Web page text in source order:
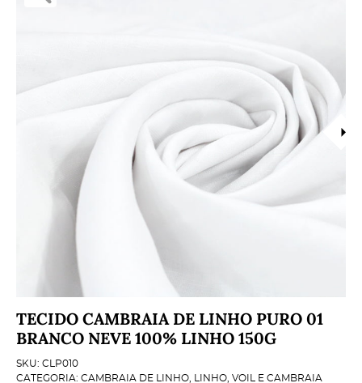
TECIDO CAMBRAIA DE LINHO PURO 01
BRANCO NEVE 100% LINHO 150G
SKU: CLP010
CATEGORIA: CAMBRAIA DE LINHO LINHO VOIL E CAMBRAIA